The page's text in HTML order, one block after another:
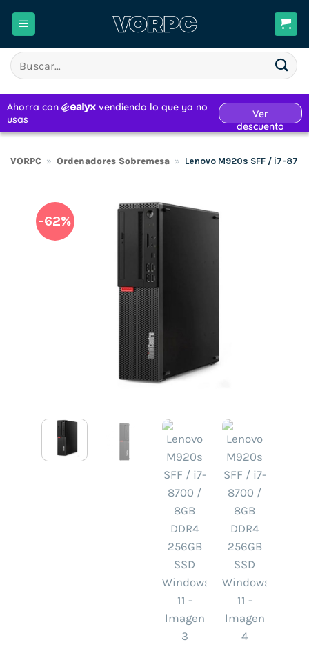
Buscar
por:
VORPC » Ordenadores Sobremesa » Lenovo M920s SFF / i7-
-62%